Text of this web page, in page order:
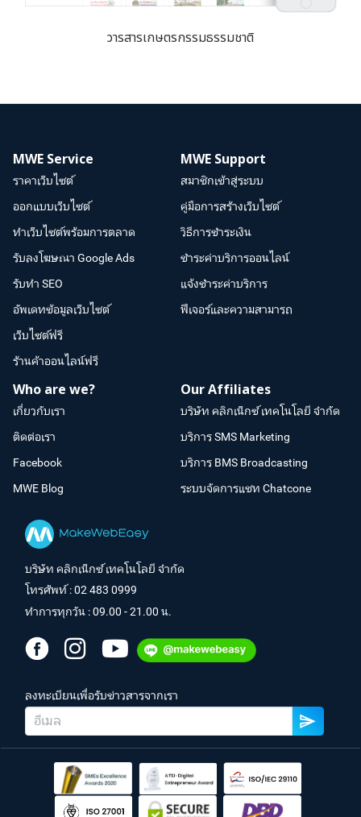
วารสารเกษตรกรรมธรรมชาติ
MWE Service
ราคาเว็บไซต์
ออกแบบเว็บไซต์
ทำเว็บไซต์พร้อมการตลาด
รับลงโฆษณา Google Ads
รับทำ SEO
อัพเดทข้อมูลเว็บไซต์
เว็บไซต์ฟรี
ร้านค้าออนไลน์ฟรี
MWE Support
สมาชิกเข้าสู่ระบบ
คู่มือการสร้างเว็บไซต์
วิธีการชำระเงิน
ชำระค่าบริการออนไลน์
แจ้งชำระค่าบริการ
ฟีเจอร์และความสามารถ
Who are we?
เกี่ยวกับเรา
ติดต่อเรา
Facebook
MWE Blog
Our Affiliates
บริษัท คลิกเน็กซ์ เทคโนโลยี จำกัด
บริการ SMS Marketing
บริการ BMS Broadcasting
ระบบจัดการแชท Chatcone
บริษัท คลิกเน็กซ์ เทคโนโลยี จำกัด
โทรศัพท์ :02 483 0999
ทำการทุกวัน : 09.00 - 21.00 น.
ลงทะเบียนเพื่อรับข่าวสารจากเรา